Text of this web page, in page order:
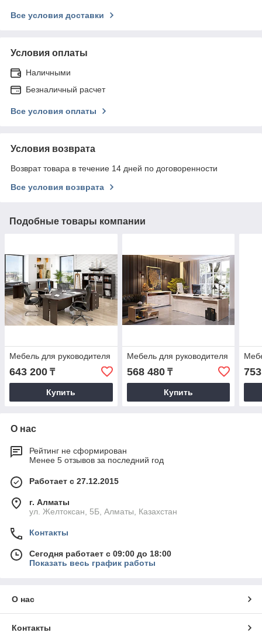
Все условия доставки
Условия оплаты
Наличными
Безналичный расчет
Все условия оплаты
Условия возврата
Возврат товара в течение 14 дней по договоренности
Все условия возврата
Подобные товары компании
Мебель для руководителя
643 200 ₸
Купить
Мебель для руководителя
568 480₸
Купить
О нас
Рейтинг не сформирован
Менее 5 отзывов за последний год
Работает с 27.12.2015
г. Алматы
ул. Желтоксан, 5Б, Алматы, Казахстан
Контакты
Сегодня работает с 09:00 до 18:00
Показать весь график работы
О нас
Контакты